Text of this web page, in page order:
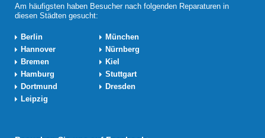
Am häufigsten haben Besucher nach folgenden Reparaturen in
diesen Städten gesucht:
Berlin
München
Hannover
Nürnberg
Bremen
Kiel
Hamburg
Stuttgart
Dortmund
Dresden
Leipzig